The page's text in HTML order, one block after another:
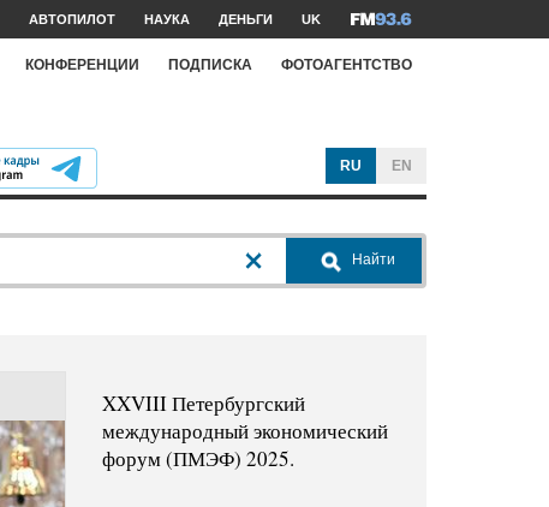
АВТОПИЛОТ НАУКА ДЕНЬГИ UK
КОНФЕРЕНЦИИ ПОДПИСКА ФОТОАГЕНТСТВО
RU EN
Найти
XXVIII Петербургский
международный экономический
форум (ПМЭФ) 2025.